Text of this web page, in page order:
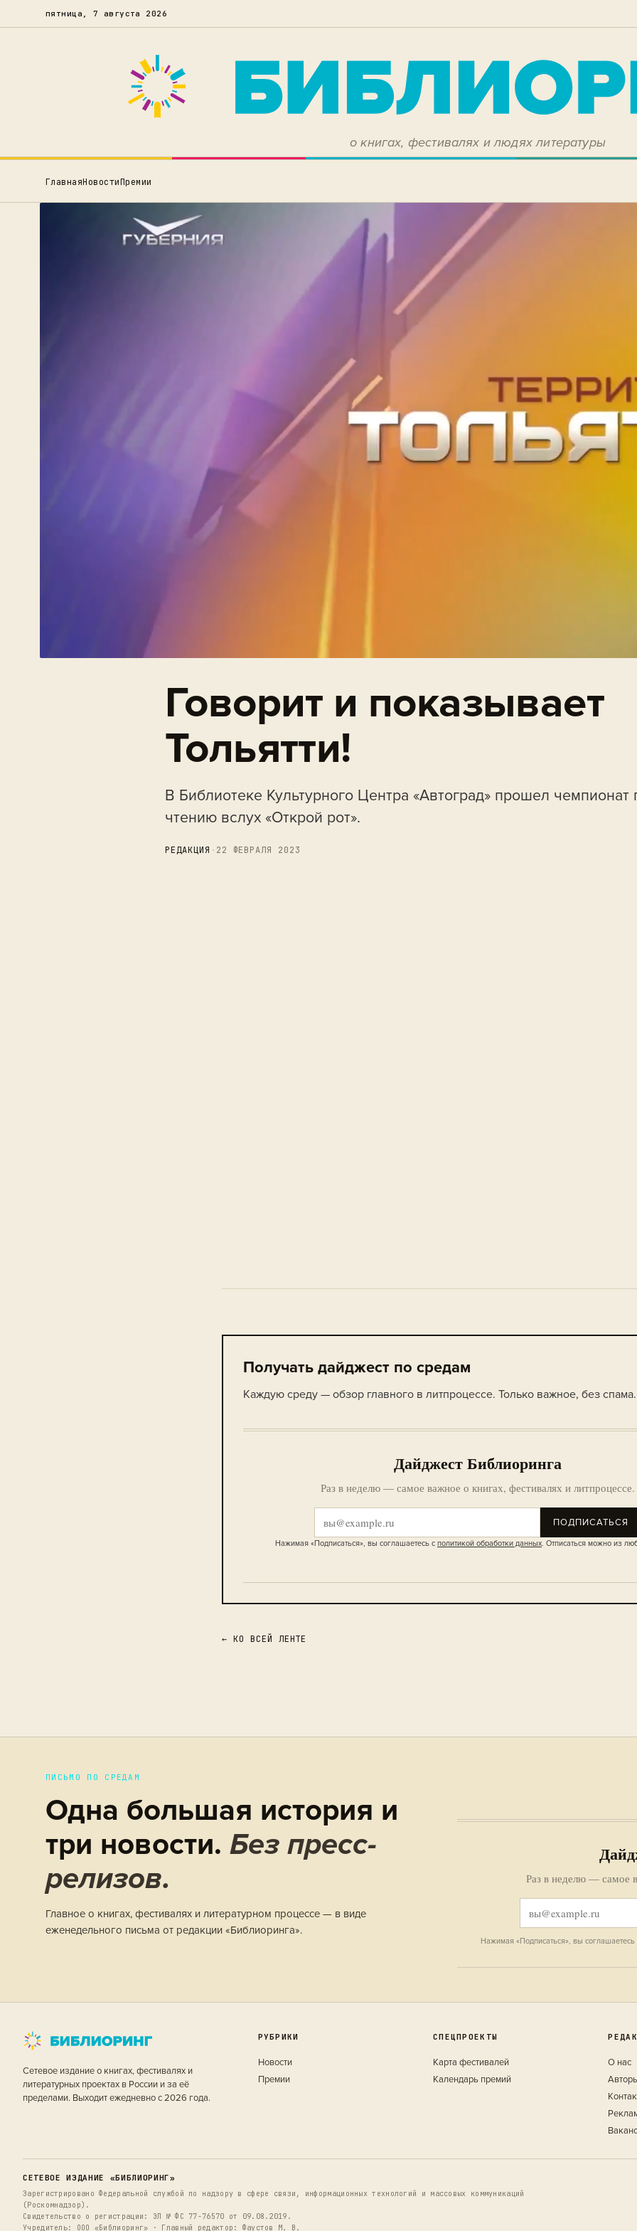
пятница, 7 августа 2026
о книгах, фестивалях и людях литературы
ГлавнаяНовостиПремии
Говорит и показывает
Тольятти!
В Библиотеке Культурного Центра «Автоград» прошел чемпионат
чтению вслух «Открой рот».
РЕДАКЦИЯ · 22 ФЕВРАЛЯ 2023
Получать дайджест по средам
Каждую среду — обзор главного в литпроцессе. Только важное, без спама.
Дайджест Библиоринга
Раз в неделю — самое важное о книгах, фестивалях и литпроцессе.
ПОДПИСАТЬСЯ
Нажимая «Подписаться», вы соглашаетесь с политикой обработки данных. Отписаться можно из
← КО ВСЕЙ ЛЕНТЕ
ПИСЬМО ПО СРЕДАМ
Одна большая история и
три новости. Без пресс-
релизов.
Главное о книгах, фестивалях и литературном процессе — в виде
еженедельного письма от редакции «Библиоринга».
Раз в неделю — самое
Нажимая «Подписаться», вы соглашаетесь
Сетевое издание о книгах, фестивалях и
литературных проектах в России и за её
пределами. Выходит ежедневно с 2026 года.
РУБРИКИ
Новости
Премии
СПЕЦПРОЕКТЫ
Карта фестивалей
Календарь премий
О нас
СЕТЕВОЕ ИЗДАНИЕ «БИБЛИОРИНГ»
Зарегистрировано Федеральной службой по надзору в сфере связи, информационных технологий и массовых коммуникаций
(Роскомнадзор).
Свидетельство о регистрации: ЭЛ № ФС 77-76570 от 09.08.2019.
Учредитель: ООО «Библиоринг» · Главный редактор: Фаустов М. В.